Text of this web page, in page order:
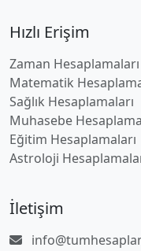
Hızlı Erişim
Zaman Hesaplamaları
Matematik
Sağlık Hesaplamaları
Muhasebe
Eğitim Hesaplamaları
Astroloji
İletişim